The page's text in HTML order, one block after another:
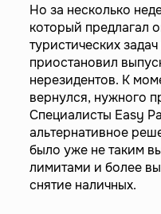
Но за несколько
который предлагал
туристических
приостановил
нерезидентов. К
вернулся, нужного
Специалисты Easy
альтернативное
было уже не таким
лимитами и более
снятие наличных.